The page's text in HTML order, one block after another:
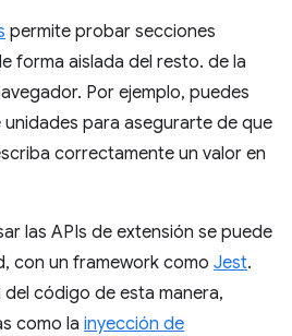
permite probar secciones
forma aislada del resto. de la
Por ejemplo, puedes
para asegurarte de que
correctamente un valor en
las APIs de extensión se puede
con un framework como Jest.
código de esta manera,
como la inyección de